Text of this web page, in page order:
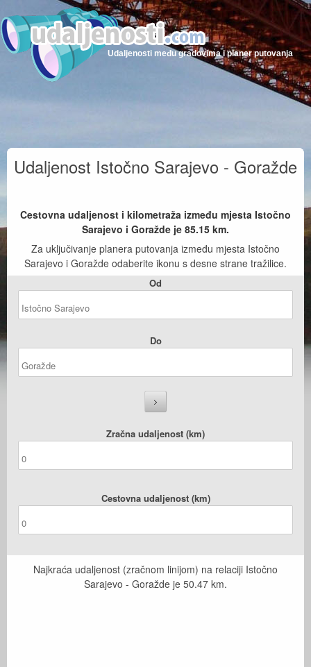
Udaljenosti među gradovima i planer putovanja
Udaljenost Istočno Sarajevo - Goražde
Cestovna udaljenost i kilometraža između mjesta Istočno
Sarajevo i Goražde je 85.15 km.
Za uključivanje planera putovanja između mjesta Istočno
Sarajevo i Goražde odaberite ikonu s desne strane tražilice.
Od
Do
Zračna udaljenost (km)
Cestovna udaljenost (km)
Najkraća udaljenost (zračnom linijom) na relaciji Istočno
Sarajevo - Goražde je 50.47 km.